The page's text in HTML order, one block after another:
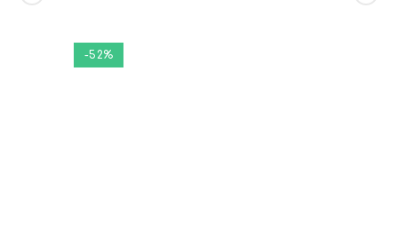
-52%